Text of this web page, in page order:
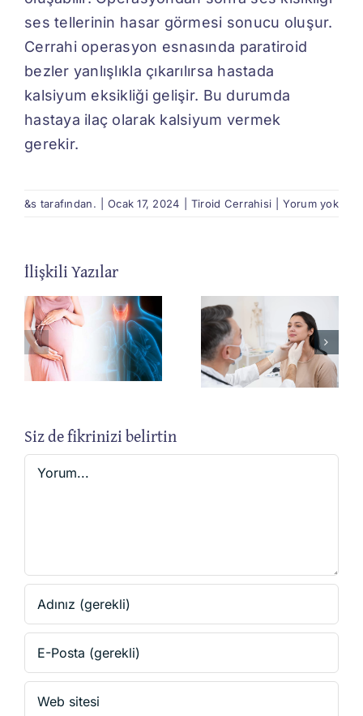
ses tellerinin hasar görmesi sonucu oluşur.
Cerrahi operasyon esnasında paratiroid
bezler yanlışlıkla çıkarılırsa hastada
kalsiyum eksikliği gelişir. Bu durumda
hastaya ilaç olarak kalsiyum vermek
gerekir.
&s tarafından. Ocak 17, 2024 Tiroid Cerrahisi Yorum yok
İlişkili Yazılar
Hiperparatiroidi Paratiroid
Siz de fikrinizi belirtin
Yorum